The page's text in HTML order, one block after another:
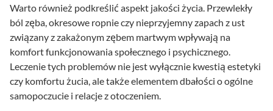
Warto również podkreślić aspekt jakości życia. Przewlekły
ból zęba, okresowe ropnie czy nieprzyjemny zapach z ust
związany z zakażonym zębem martwym wpływają na
komfort funkcjonowania społecznego i psychicznego.
Leczenie tych problemów nie jest wyłącznie kwestią estetyki
czy komfortu żucia, ale także elementem dbałości o ogólne
samopoczucie i relacje z otoczeniem.